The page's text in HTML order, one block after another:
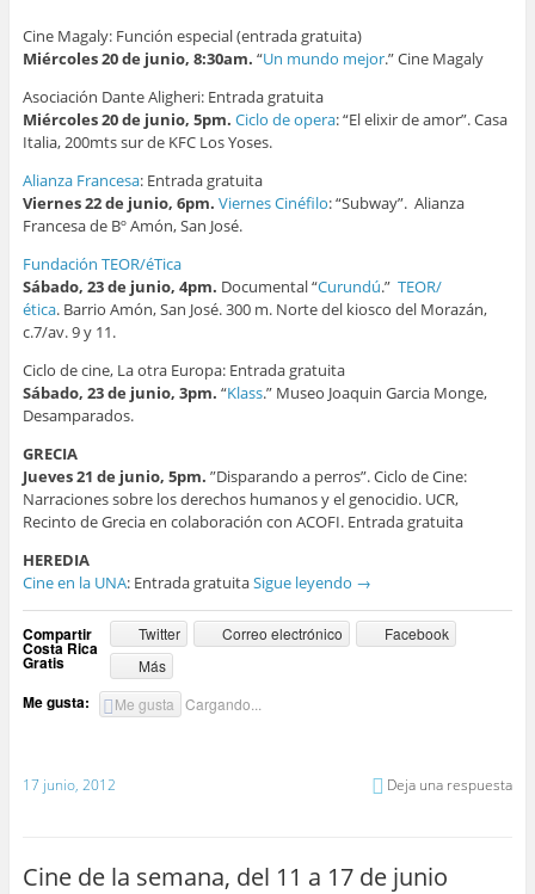
Cine Magaly: Función especial (entrada gratuita)
Miércoles 20 de junio, 8:30am. “Un mundo mejor.” Cine Magaly
Asociación Dante Aligheri: Entrada gratuita
Miércoles 20 de junio, 5pm. Ciclo de opera: “El elixir de amor”. Casa
Italia, 200mts sur de KFC Los Yoses.
Alianza Francesa: Entrada gratuita
Viernes 22 de junio, 6pm. Viernes Cinéfilo: “Subway”. Alianza
Francesa de Bº Amón, San José.
Fundación TEOR/éTica
Sábado, 23 de junio, 4pm. Documental “Curundú.” TEOR/
ética. Barrio Amón, San José. 300 m. Norte del kiosco del Morazán,
c.7/av. 9 y 11.
Ciclo de cine, La otra Europa: Entrada gratuita
Sábado, 23 de junio, 3pm. “Klass.” Museo Joaquin Garcia Monge,
Desamparados.
GRECIA
Jueves 21 de junio, 5pm. ”Disparando a perros”. Ciclo de Cine:
Narraciones sobre los derechos humanos y el genocidio. UCR,
Recinto de Grecia en colaboración con ACOFI. Entrada gratuita
HEREDIA
Cine en la UNA: Entrada gratuitaSigue leyendo →
Compartir
Costa Rica
Gratis
Twitter Correo electrónico
Facebook
Más
Me gusta: Me gusta Cargando...
17 junio, 2012 Deja una respuesta
Cine de la semana, del 11 a 17 de junio